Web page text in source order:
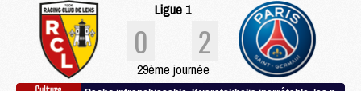
Ligue 1
0 2
29ème journée